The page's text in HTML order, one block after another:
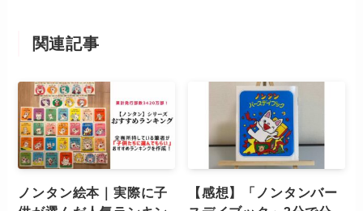
関連記事
ノンタン絵本｜実際に子
【感想】「ノンタンバー